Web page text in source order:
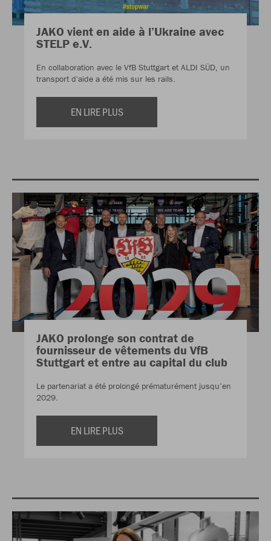
JAKO vient en aide à l’Ukraine avec
STELP e.V.
En collaboration avec le VfB Stuttgart et ALDI SÜD, un
transport d'aide a été mis sur les rails.
EN LIRE PLUS
JAKO prolonge son contrat de
fournisseur de vêtements du VfB
Stuttgart et entre au capital du club
Le partenariat a été prolongé prématurément jusqu’en
2029.
EN LIRE PLUS